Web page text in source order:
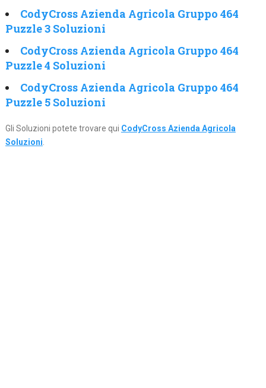
CodyCross Azienda Agricola Gruppo 464
Puzzle 3 Soluzioni
CodyCross Azienda Agricola Gruppo 464
Puzzle 4 Soluzioni
CodyCross Azienda Agricola Gruppo 464
Puzzle 5 Soluzioni
Gli Soluzioni potete trovare qui CodyCross Azienda Agricola
Soluzioni.